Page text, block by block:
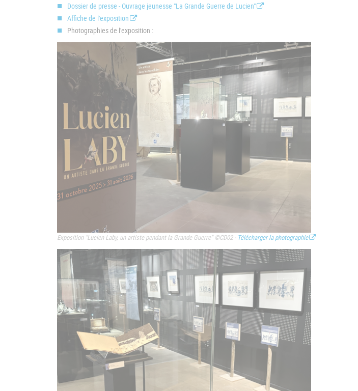
Dossier de presse - Ouvrage jeunesse "La Grande Guerre de Lucien"
Affiche de l'exposition
Photographies de l'exposition :
Exposition "Lucien Laby, un artiste pendant la Grande Guerre" ©CD02 - Télécharger la photographie